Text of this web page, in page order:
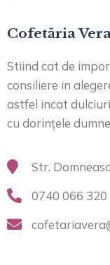
Cofetăria
Stiind cat de
consiliere in
astfel incat
cu dorințele
Str.
0740 066 320